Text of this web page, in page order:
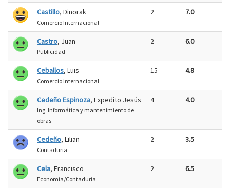
Castillo, Dinorak
Comercio Internacional
2 7.0
Castro, Juan
Publicidad
2 6.0
Ceballos, Luis
Comercio Internacional
15 4.8
Cedeño Espinoza, Expedito Jesús
Ing. Informática y mantenimiento de
obras
4 4.0
Cedeño, Lilian
Contaduria
2 3.5
Cela, Francisco
Economía/Contaduría
2 6.5